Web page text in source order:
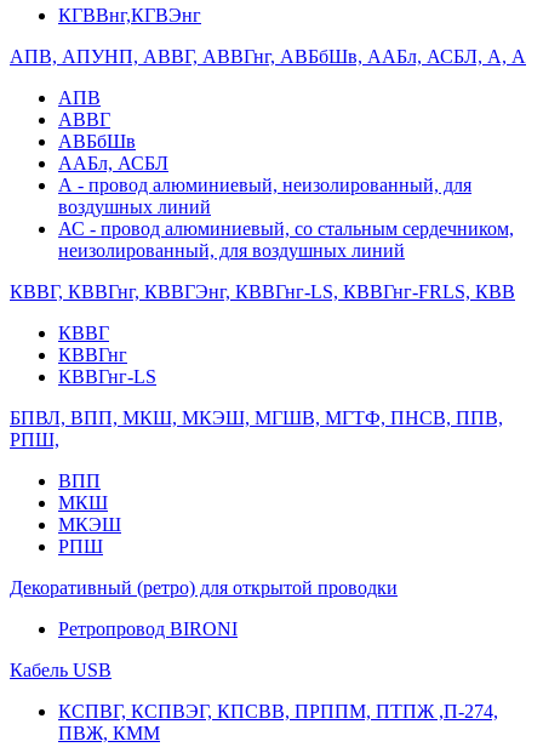
КГВВнг,КГВЭнг
АПВ, АПУНП, АВВГ, АВВГнг, АВБбШв, ААБл, АСБЛ, А, А
АПВ
АВВГ
АВБбШв
ААБл, АСБЛ
А - провод алюминиевый, неизолированный, для
воздушных линий
АС - провод алюминиевый, со стальным сердечником,
неизолированный, для воздушных линий
КВВГ, КВВГнг, КВВГЭнг, КВВГнг-LS, КВВГнг-FRLS, КВВ
КВВГ
КВВГнг
КВВГнг-LS
БПВЛ, ВПП, МКШ, МКЭШ, МГШВ, МГТФ, ПНСВ, ППВ,
РПШ,
ВПП
МКШ
МКЭШ
РПШ
Декоративный (ретро) для открытой проводки
Ретропровод BIRONI
Кабель USB
КСПВГ, КСПВЭГ, КПСВВ, ПРППМ, ПТПЖ ,П-274,
ПВЖ, КММ